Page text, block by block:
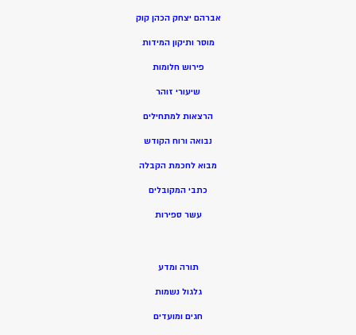
אברהם יצחק הכהן קוק
מוסר ותיקון המידות
פירוש חלומות
שיעורי זוהר
הרצאות למתחילים
נבואה ורוח הקודש
מבוא לחכמת הקבלה
כתבי המקובלים
עשר ספירות
תורה ומדע
גלגול נשמות
חגים ומועדים